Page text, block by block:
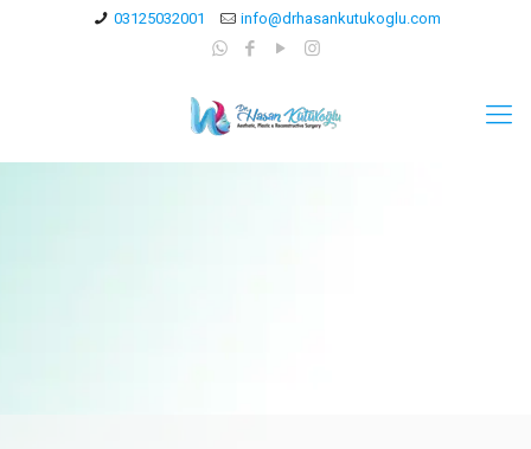
03125032001 info@drhasankutukoglu.com